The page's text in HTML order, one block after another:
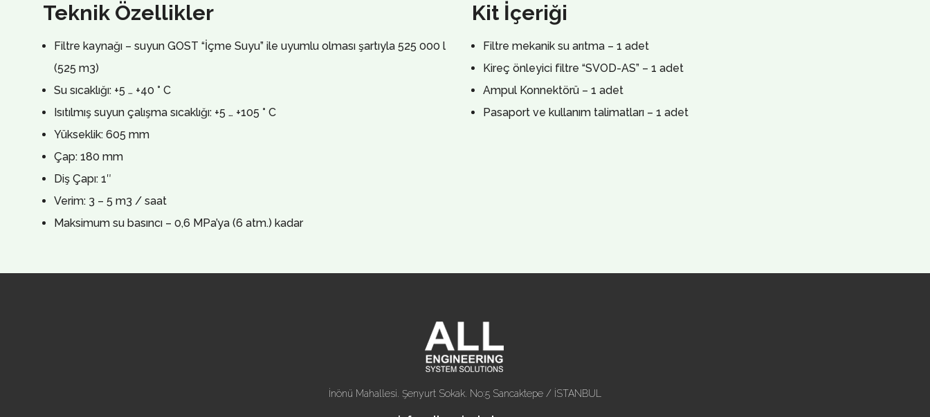
Teknik Özellikler
Filtre kaynağı – suyun GOST “İçme Suyu” ile uyumlu olması şartıyla 525 000 l
(525 m3)
Su sıcaklığı: +5 … +40 ° С
Isıtılmış suyun çalışma sıcaklığı: +5 … +105 ° С
Yükseklik: 605 mm
Çap: 180 mm
Diş Çapı: 1″
Verim: 3 – 5 m3 / saat
Maksimum su basıncı – 0,6 MPa’ya (6 atm.) kadar
Kit İçeriği
Filtre mekanik su arıtma – 1 adet
Kireç önleyici filtre “SVOD-AS” – 1 adet
Ampul Konnektörü – 1 adet
Pasaport ve kullanım talimatları – 1 adet
İnönü Mahallesi. Şenyurt Sokak. No:5 Sancaktepe / İSTANBUL